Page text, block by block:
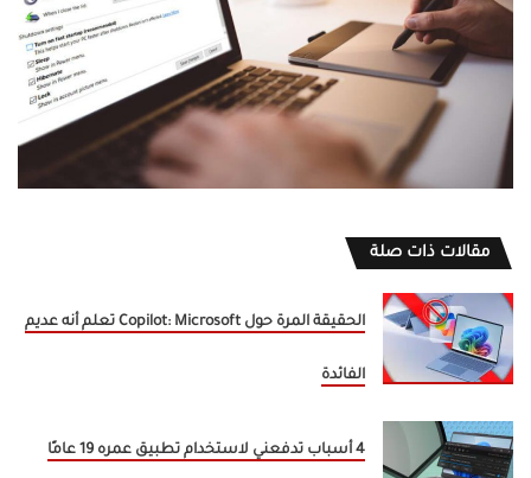
مقالات ذات صلة
الحقيقة المرة حول Copilot: Microsoft تعلم أنه عديم
الفائدة
4 أسباب تدفعني لاستخدام تطبيق عمره 19 عامًا